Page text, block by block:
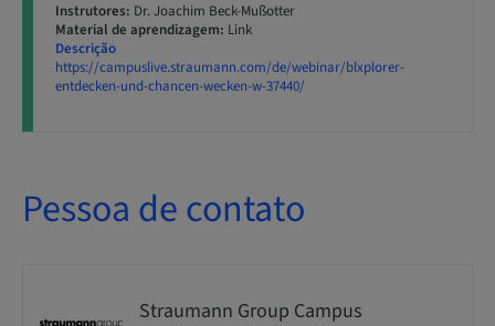
Instrutores: Dr. Joachim Beck-Mußotter
Material de aprendizagem: Link
Descrição
https://campuslive.straumann.com/de/webinar/blxplorer-
entdecken-und-chancen-wecken-w-37440/
Pessoa de contato
Straumann Group Campus